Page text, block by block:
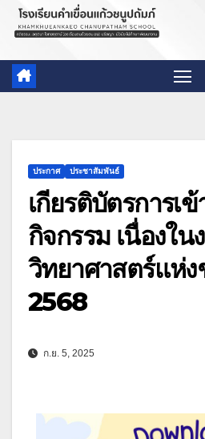
ประกาศ ประชาสัมพันธ์
เกียรติบัตรการเ
กิจกรรม เนื่องใ
วิทยาศาสตร์แห่
2568
ก.ย. 5, 2025